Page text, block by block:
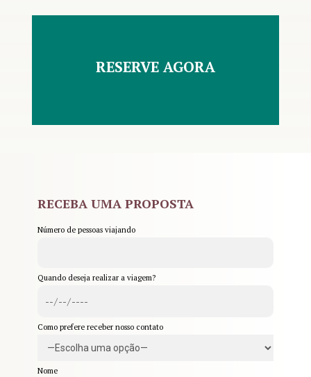
RESERVE AGORA
RECEBA UMA PROPOSTA
Número de pessoas viajando
Quando deseja realizar a viagem?
Como prefere receber nosso contato
Nome